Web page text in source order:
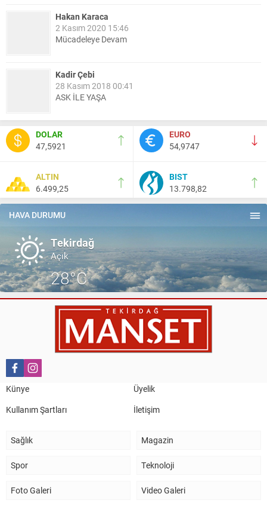
Hakan Karaca
2 Kasım 2020 15:46
Mücadeleye Devam
Kadir Çebi
28 Kasım 2018 00:41
ASK İLE YAŞA
Nail Kazanç
10 Mart 2023 21:36
HAYDİ TEKİRDAĞ MAÇA !!!!
Salih Canikli
5 Kasım 2024 19:54
TEKİRDAĞ İL EMNİYET MÜDÜRÜMÜZE HAYIRLI OLSUN
DOLAR
47,5921
EURO
54,9747
ALTIN
6.499,25
BIST
13.798,82
HAVA DURUMU
Tekirdağ
Açık
28°C
Künye
Üyelik
Kullanım Şartları
İletişim
Sağlık Magazin
Spor Teknoloji
Foto Galeri Video Galeri